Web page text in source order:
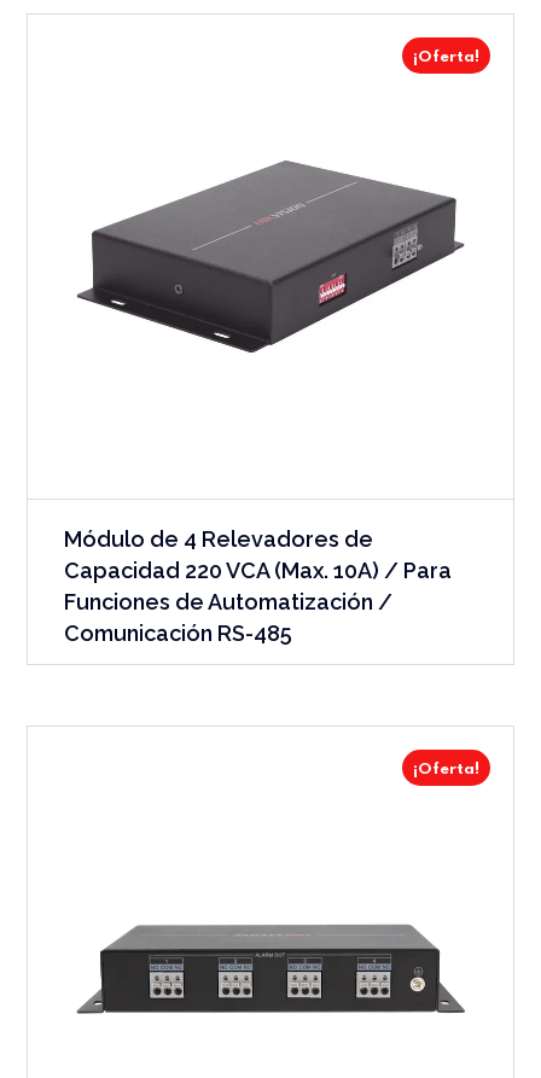
¡Oferta!
Módulo de 4 Relevadores de
Capacidad 220 VCA (Max. 10A) / Para
Funciones de Automatización /
Comunicación RS-485
¡Oferta!